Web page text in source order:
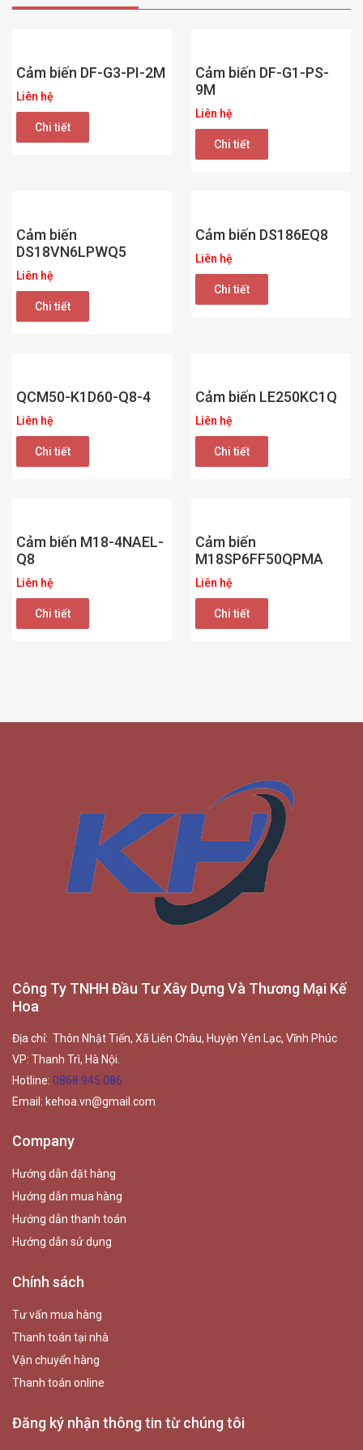
Cảm biến DF-G3-PI-2M
Liên hệ
Chi tiết
Cảm biến DF-G1-PS-
9M
Liên hệ
Chi tiết
Cảm biến
DS18VN6LPWQ5
Liên hệ
Chi tiết
Cảm biến DS186EQ8
Liên hệ
Chi tiết
QCM50-K1D60-Q8-4
Liên hệ
Chi tiết
Cảm biến LE250KC1Q
Liên hệ
Chi tiết
Cảm biến M18-4NAEL-
Q8
Liên hệ
Chi tiết
Cảm biến
M18SP6FF50QPMA
Liên hệ
Chi tiết
Công Ty TNHH Đầu Tư Xây Dựng Và Thương Mại Kế
Hoa
Địa chỉ: Thôn Nhật Tiến, Xã Liên Châu, Huyện Yên Lạc, Vĩnh Phúc
VP: Thanh Trì, Hà Nội.
Hotline: 0868.945.086
Email: kehoa.vn@gmail.com
Company
Hướng dẫn đặt hàng
Hướng dẫn mua hàng
Hướng dẫn thanh toán
Hướng dẫn sử dụng
Chính sách
Tư vấn mua hàng
Thanh toán tại nhà
Vận chuyển hàng
Thanh toán online
Đăng ký nhận thông tin từ chúng tôi